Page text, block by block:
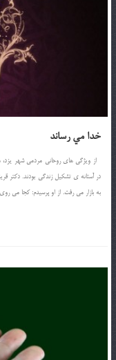
خدا مي رساند
از ويژگي هاي روحاني مردمي شهر
در آستانه ي تشکيل زندگي بودند.
به بازار مي رفت. از او پرسيدم: کجا مي